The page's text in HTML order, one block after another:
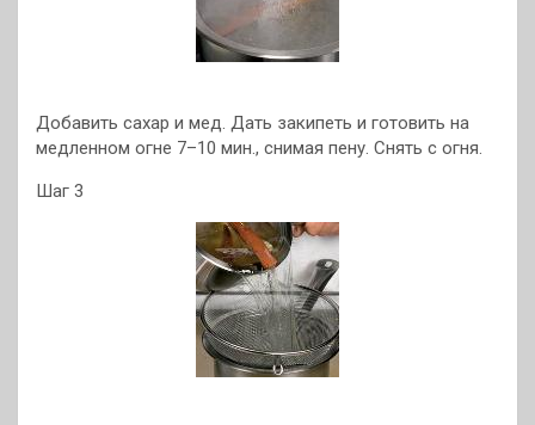
Добавить сахар и мед. Дать закипеть и готовить на
медленном огне 7–10 мин., снимая пену. Снять с огня.
Шаг 3